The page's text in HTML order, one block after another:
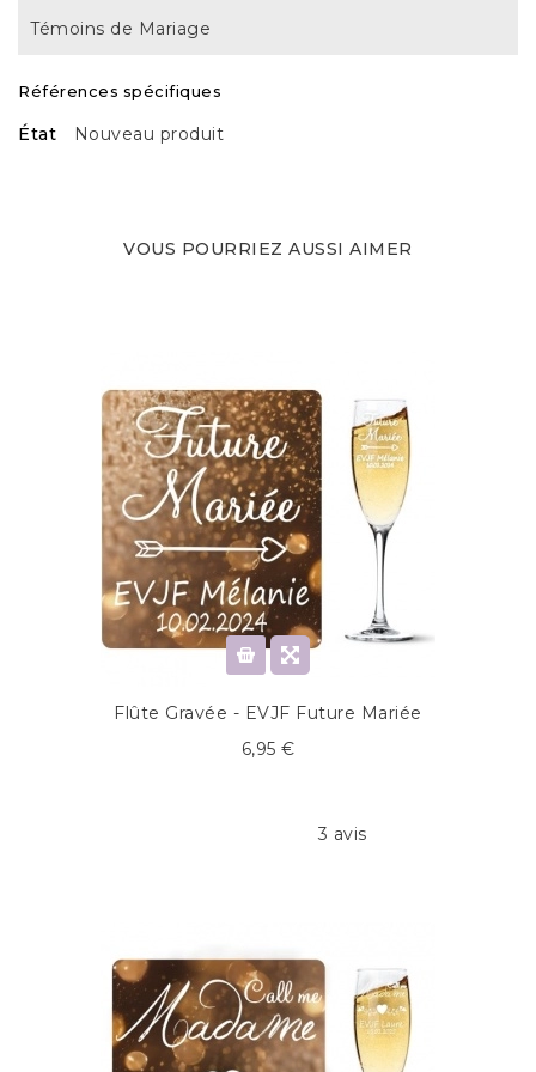
Témoins de Mariage
Références spécifiques
État Nouveau produit
VOUS POURRIEZ AUSSI AIMER
Flûte Gravée - EVJF Future Mariée
6,95 €
3 avis